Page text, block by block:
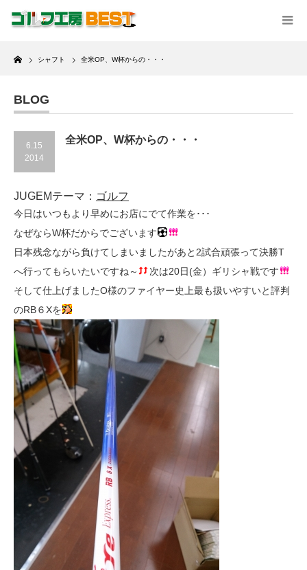
Home
シャフト 全米OP、W杯からの・・・
BLOG
6.15
2014
全米OP、W杯からの・・・
JUGEMテーマ： ゴルフ
今日はいつもより早めにお店にでて作業を･･･
なぜならW杯だからでございます
日本残念ながら負けてしまいましたがあと2試合頑張って決勝T
へ行ってもらいたいですね～
次は20日(金）ギリシャ戦です
そして仕上げましたO様のファイヤー史上最も扱いやすいと評判
のRB６Xを